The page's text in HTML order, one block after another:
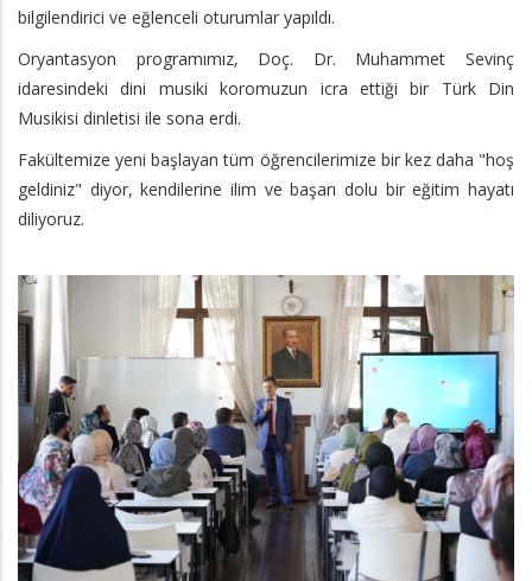
bilgilendirici ve eğlenceli oturumlar yapıldı.
Oryantasyon programımız, Doç. Dr. Muhammet Sevinç
idaresindeki dini musiki koromuzun icra ettiği bir Türk Din
Musikisi dinletisi ile sona erdi.
Fakültemize yeni başlayan tüm öğrencilerimize bir kez daha "hoş
geldiniz" diyor, kendilerine ilim ve başarı dolu bir eğitim hayatı
diliyoruz.